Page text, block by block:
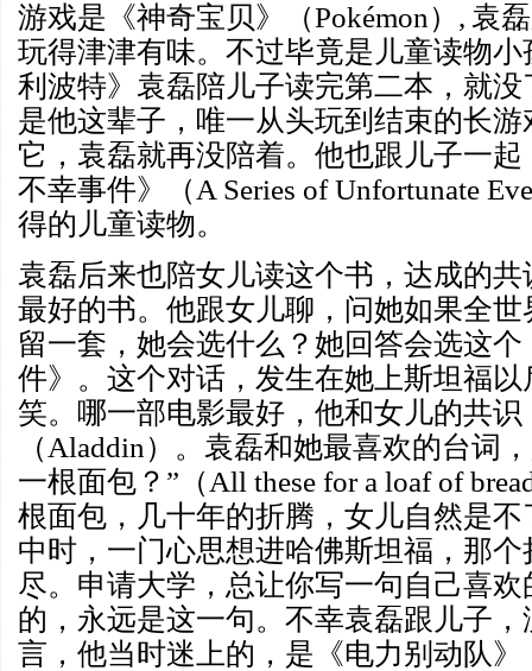
游戏是《神奇宝贝》（Pokémon ） , 袁
玩得津津有味。不过毕竟是儿童读物
利波特》袁磊陪儿子读完第二本，就没
是他这辈子，唯一从头玩到结束的长
它，袁磊就再没陪着。他也跟儿子一
不幸事件》（ A Series of Unfortunate
得的儿童读物。
袁磊后来也陪女儿读这个书，达成的
最好的书。他跟女儿聊，问她如果全
留一套，她会选什么？她回答会选这
件》。这个对话，发生在她上斯坦福
笑。哪一部电影最好，他和女儿的共
（ Aladdin ）。袁磊和她最喜欢的台词
一根面包？ ” （ All these for a loaf of
根面包，几十年的折腾，女儿自然是
中时，一门心思想进哈佛斯坦福，那
尽。申请大学，总让你写一句自己喜
的，永远是这一句。不幸袁磊跟儿子
言，他当时迷上的，是《电力别动队》